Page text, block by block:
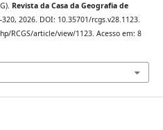
Revista da Casa da Geografia de
2026. DOI: 10.35701/rcgs.v28.1123.
RCGS/article/view/1123. Acesso em: 8